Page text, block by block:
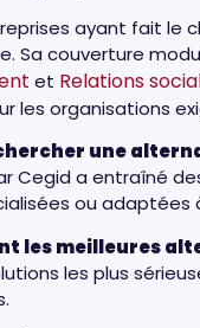
ayant fait le
Sa couverture
et Relations
les organisations
une
Cegid a entraîné
ou adaptées
les meilleures
les plus